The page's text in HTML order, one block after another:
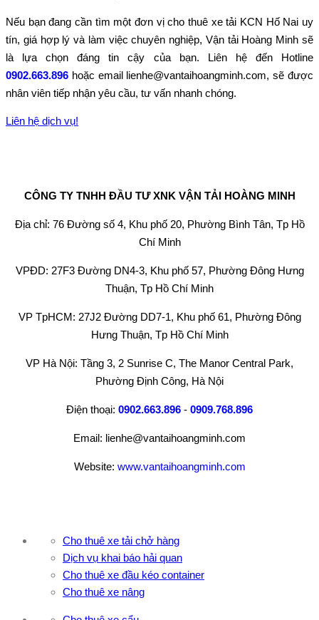
Nếu bạn đang cần tìm một đơn vị cho thuê xe tải KCN Hố Nai uy
tín, giá hợp lý và làm việc chuyên nghiệp, Vận tải Hoàng Minh sẽ
là lựa chọn đáng tin cậy của bạn. Liên hệ đến Hotline
0902.663.896 hoặc email lienhe@vantaihoangminh.com, sẽ được
nhân viên tiếp nhận yêu cầu, tư vấn nhanh chóng.
Liên hệ dịch vụ!
CÔNG TY TNHH ĐẦU TƯ XNK VẬN TẢI HOÀNG MINH
Địa chỉ: 76 Đường số 4, Khu phố 20, Phường Bình Tân, Tp Hồ
Chí Minh
VPĐD: 27F3 Đường DN4-3, Khu phố 57, Phường Đông Hưng
Thuận, Tp Hồ Chí Minh
VP TpHCM: 27J2 Đường DD7-1, Khu phố 61, Phường Đông
Hưng Thuận, Tp Hồ Chí Minh
VP Hà Nội: Tầng 3, 2 Sunrise C, The Manor Central Park,
Phường Định Công, Hà Nội
Điện thoại: 0902.663.896 - 0909.768.896
Email: lienhe@vantaihoangminh.com
Website: www.vantaihoangminh.com
Cho thuê xe tải chở hàng
Dịch vụ khai báo hải quan
Cho thuê xe đầu kéo container
Cho thuê xe nâng